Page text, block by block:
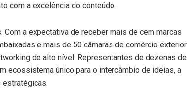
com a excelência do conteúdo.
a expectativa de receber mais de cem marcas
e mais de 50 câmaras de comércio exterior
de alto nível. Representantes de dezenas de
ecossistema único para o intercâmbio de ideias, a
estratégicas.